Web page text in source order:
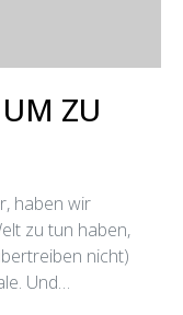
ZU
haben wir
zu tun haben,
nicht)
Und…